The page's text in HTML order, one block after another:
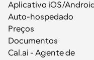
Aplicativo iOS/Android
Auto-hospedado
Preços
Documentos
Cal.ai - Agente de